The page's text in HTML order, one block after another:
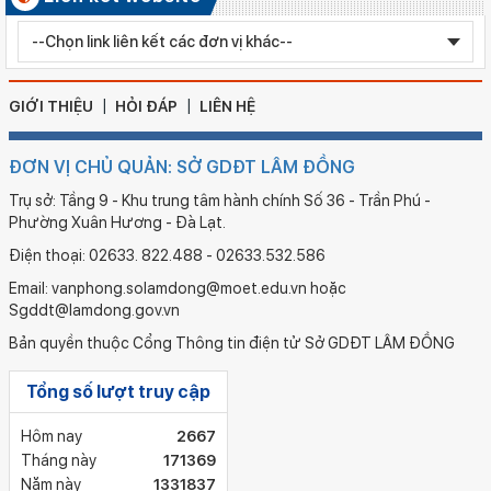
Ngày ban hành: 05/08/2026
Chỉnh sửa bằng TN THPT LÊ HUỲNH NHƯ HẬU
GIỚI THIỆU HỎI ĐÁP LIÊN HỆ
ĐƠN VỊ CHỦ QUẢN: SỞ GDĐT LÂM ĐỒNG
Trụ sở: Tầng 9 - Khu trung tâm hành chính Số 36 - Trần Phú -
Phường Xuân Hương - Đà Lạt.
Điện thoại: 02633. 822.488 - 02633.532.586
Email: vanphong.solamdong@moet.edu.vn hoặc
Sgddt@lamdong.gov.vn
Bản quyền thuộc Cổng Thông tin điện tử Sở GDĐT LÂM ĐỒNG
Tổng số lượt truy cập
Hôm nay
2667
Tháng này
171369
Năm này
1331837